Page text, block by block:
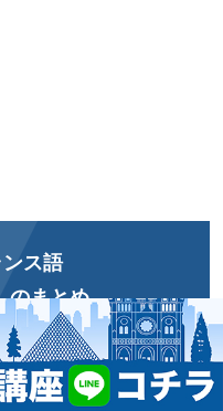
ス語
のまとめ
ンス語の単語
日常生活で使うことのあ